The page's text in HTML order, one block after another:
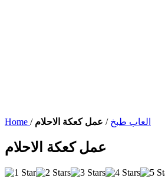
Home / العاب طبخ / عمل كعكة الاحلام
عمل كعكة الاحلام